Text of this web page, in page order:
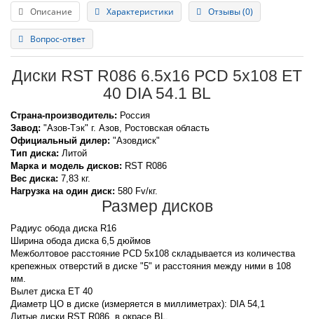
Описание Характеристики Отзывы (0)
Вопрос-ответ
Диски RST R086 6.5x16 PCD 5x108 ET
40 DIA 54.1 BL
Страна-производитель: Россия
Завод: "Азов-Тэк" г. Азов, Ростовская область
Официальный дилер: "Азовдиск"
Тип диска: Литой
Марка и модель дисков: RST R086
Вес диска: 7,83 кг.
Нагрузка на один диск: 580 Fv/кг.
Размер дисков
Радиус обода диска R16
Ширина обода диска 6,5 дюймов
Межболтовое расстояние PCD 5x108 складывается из количества
крепежных отверстий в диске "5" и расстояния между ними в 108
мм.
Вылет диска ET 40
Диаметр ЦО в диске (измеряется в миллиметрах): DIA 54,1
Литые диски RST R086, в окрасе BL.